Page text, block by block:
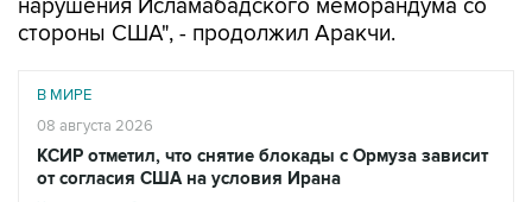
В МИРЕ
КСИР отметил, что снятие блокады с Ормуза зависит
от согласия США на условия Ирана
Читать подробнее